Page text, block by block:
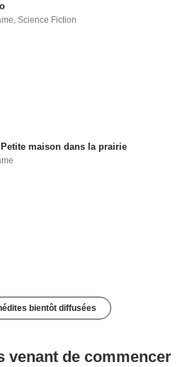
,Science Fiction
Petite maison dans la prairie
bientôt diffusées
venant de commencer